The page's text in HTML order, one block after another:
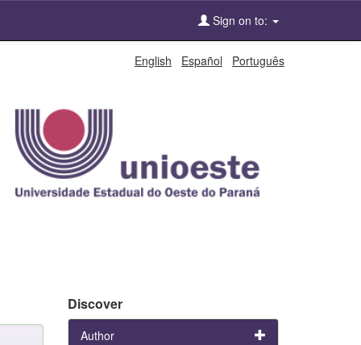
Sign on to:
English Español Português
Discover
Author